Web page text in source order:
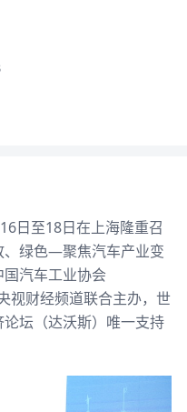
日至18日在上海隆重召
、绿色—聚焦汽车产业变
汽车工业协会
视财经频道联合主办，世
坛（达沃斯）唯一支持